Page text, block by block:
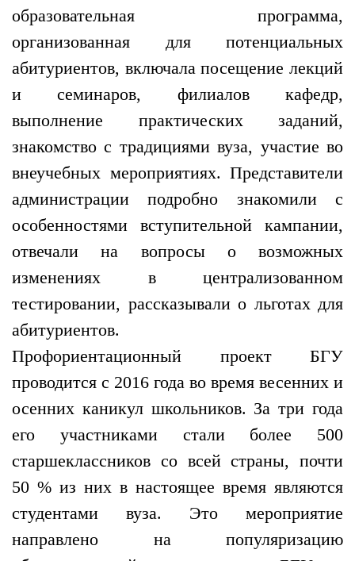
образовательная программа,
организованная для потенциальных
абитуриентов, включала посещение лекций
и семинаров, филиалов кафедр,
выполнение практических заданий,
знакомство с традициями вуза, участие во
внеучебных мероприятиях. Представители
администрации подробно знакомили с
особенностями вступительной кампании,
отвечали на вопросы о возможных
изменениях в централизованном
тестировании, рассказывали о льготах для
абитуриентов.
Профориентационный проект БГУ
проводится с 2016 года во время весенних и
осенних каникул школьников. За три года
его участниками стали более 500
старшеклассников со всей страны, почти
50 % из них в настоящее время являются
студентами вуза. Это мероприятие
направлено на популяризацию